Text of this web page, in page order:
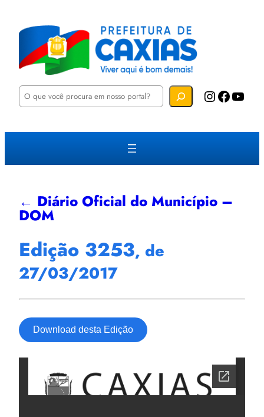
P
u
a
Instagram Facebook YouTube
← Diário Oficial do Município –
DOM
Edição 3253, de
27/03/2017
Download desta Edição